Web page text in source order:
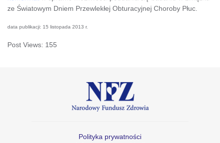
ze Światowym Dniem Przewlekłej Obturacyjnej Choroby Płuc.
data publikacji: 15 listopada 2013 r.
Post Views: 155
Polityka prywatności